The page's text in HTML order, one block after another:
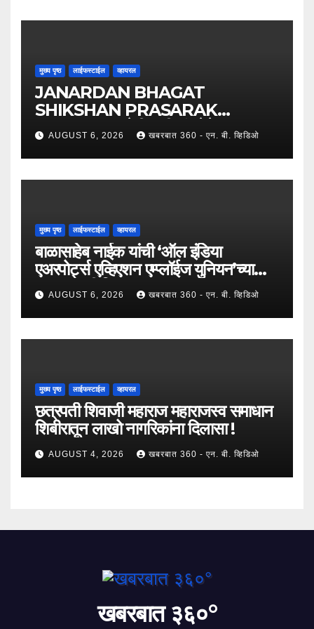
मुख्य पृष्ठ लाईफस्टाईल व्हायरल
JANARDAN BHAGAT
SHIKSHAN PRASARAK
SANSTHA: जेबीएसपी संस्थेचे मुख्य
प्रशासकीय कार्यालय आणि अत्याधुनिक मूट
कोर्टचे थाटात लोकार्पण !
AUGUST 6, 2026 खबरबात 360 - एन. बी. व्हिडिओ
मुख्य पृष्ठ लाईफस्टाईल व्हायरल
बाळासाहेब नाईक यांची ‘ऑल इंडिया
एअरपोर्ट्स एव्हिएशन एम्प्लॉईज युनियन’च्या
उपाध्यक्षपदी निवड !
AUGUST 6, 2026 खबरबात 360 - एन. बी. व्हिडिओ
मुख्य पृष्ठ लाईफस्टाईल व्हायरल
छत्रपती शिवाजी महाराज महाराजस्व समाधान
शिबीरातून लाखो नागरिकांना दिलासा !
AUGUST 4, 2026 खबरबात 360 - एन. बी. व्हिडिओ
खबरबात ३६०°